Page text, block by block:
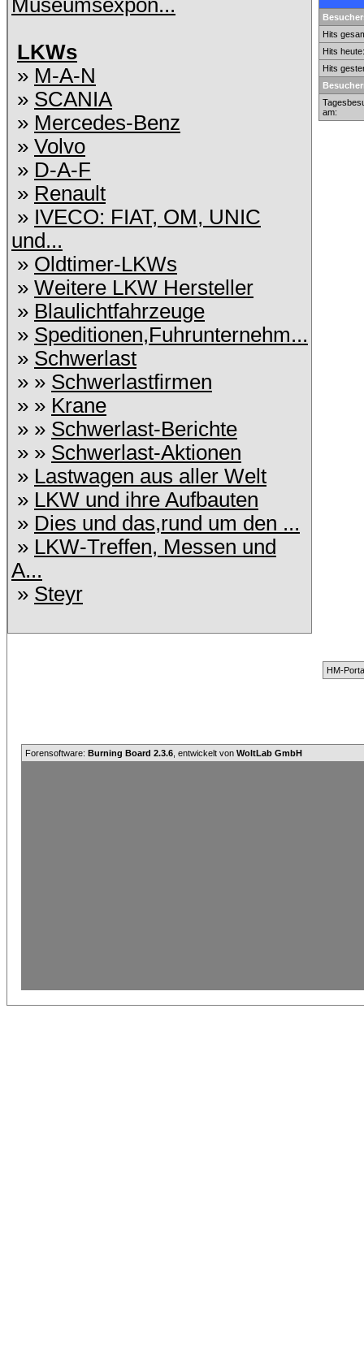
Museumsexpon...
LKWs
» M-A-N
» SCANIA
» Mercedes-Benz
» Volvo
» D-A-F
» Renault
» IVECO: FIAT, OM, UNIC
und...
» Oldtimer-LKWs
» Weitere LKW Hersteller
» Blaulichtfahrzeuge
» Speditionen,Fuhrunternehm...
» Schwerlast
» » Schwerlastfirmen
» » Krane
» » Schwerlast-Berichte
» » Schwerlast-Aktionen
» Lastwagen aus aller Welt
» LKW und ihre Aufbauten
» Dies und das,rund um den ...
» LKW-Treffen, Messen und
A...
» Steyr
Hits
Hits heute:
Hits
am:
HM-
Forensoftware: Burning Board 2.3.6 , entwickelt von WoltLab GmbH